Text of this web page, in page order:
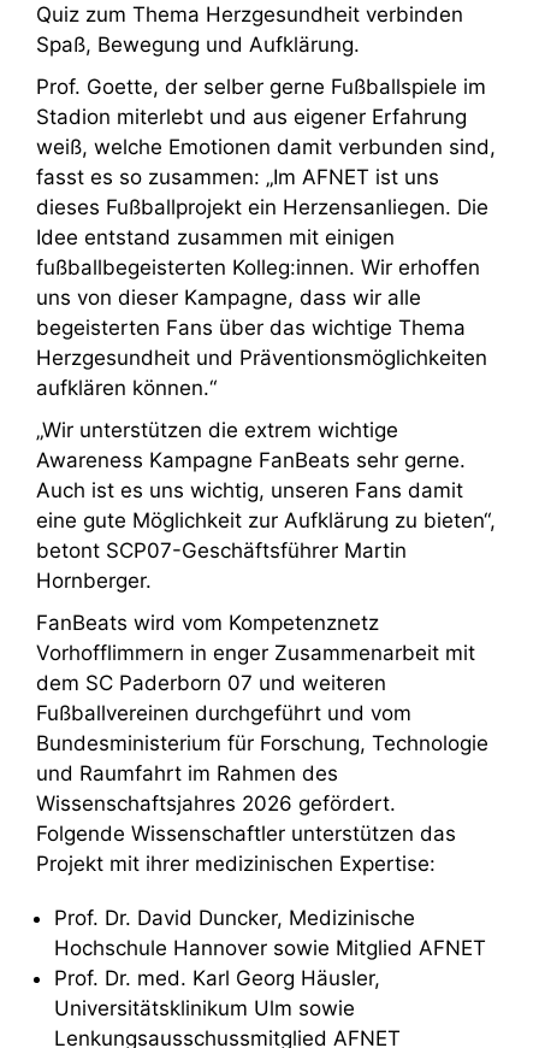
Quiz zum Thema Herzgesundheit verbinden
Spaß, Bewegung und Aufklärung.
Prof. Goette, der selber gerne Fußballspiele im
Stadion miterlebt und aus eigener Erfahrung
weiß, welche Emotionen damit verbunden sind,
fasst es so zusammen: „Im AFNET ist uns
dieses Fußballprojekt ein Herzensanliegen. Die
Idee entstand zusammen mit einigen
fußballbegeisterten Kolleg:innen. Wir erhoffen
uns von dieser Kampagne, dass wir alle
begeisterten Fans über das wichtige Thema
Herzgesundheit und Präventionsmöglichkeiten
aufklären können.“
„Wir unterstützen die extrem wichtige
Awareness Kampagne FanBeats sehr gerne.
Auch ist es uns wichtig, unseren Fans damit
eine gute Möglichkeit zur Aufklärung zu bieten“,
betont SCP07-Geschäftsführer Martin
Hornberger.
FanBeats wird vom Kompetenznetz
Vorhofflimmern in enger Zusammenarbeit mit
dem SC Paderborn 07 und weiteren
Fußballvereinen durchgeführt und vom
Bundesministerium für Forschung, Technologie
und Raumfahrt im Rahmen des
Wissenschaftsjahres 2026 gefördert.
Folgende Wissenschaftler unterstützen das
Projekt mit ihrer medizinischen Expertise:
Prof. Dr. David Duncker, Medizinische
Hochschule Hannover sowie Mitglied AFNET
Prof. Dr. med. Karl Georg Häusler,
Universitätsklinikum Ulm sowie
Lenkungsausschussmitglied AFNET